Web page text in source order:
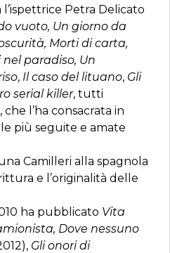
Petra Delicato
vuoto, Un giorno da
Morti di carta,
paradiso, Un
, Il caso del lituano, Gli
serial killer, tutti
l’ha consacrata in
più seguite e amate
Camilleri alla spagnola
e l’originalità delle
ha pubblicato Vita
Dove nessuno
Gli onori di